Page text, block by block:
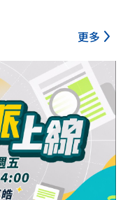
更多